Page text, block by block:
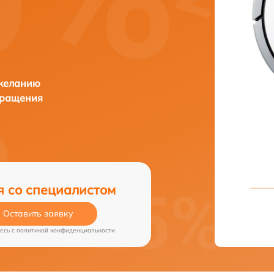
со специалистом
Оставить заявку
c политикой конфиденциальности